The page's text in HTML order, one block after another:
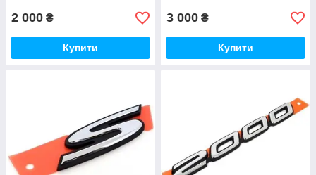
2 000 ₴
Купити
3 000 ₴
Купити